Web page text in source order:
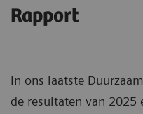
Rapport
In ons laatste
de resultaten van 2025